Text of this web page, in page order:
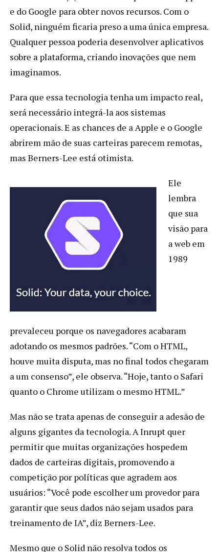
e do Google para obter novos recursos. Com o
Solid, ninguém ficaria preso a uma única empresa.
Qualquer pessoa poderia desenvolver aplicativos
sobre a plataforma, criando inovações que nem
imaginamos.
Para que essa tecnologia tenha um impacto real,
será necessário integrá-la aos sistemas
operacionais. E as chances de a Apple e o Google
abrirem mão de suas carteiras parecem remotas,
mas Berners-Lee está otimista.
Ele
lembra
que sua
visão para
a web em
1989
prevaleceu porque os navegadores acabaram
adotando os mesmos padrões. “Com o HTML,
houve muita disputa, mas no final todos chegaram
a um consenso”, ele observa. “Hoje, tanto o Safari
quanto o Chrome utilizam o mesmo HTML.”
Mas não se trata apenas de conseguir a adesão de
alguns gigantes da tecnologia. A Inrupt quer
permitir que muitas organizações hospedem
dados de carteiras digitais, promovendo a
competição por políticas que agradem aos
usuários: “Você pode escolher um provedor para
garantir que seus dados não sejam usados para
treinamento de IA”, diz Berners-Lee.
Mesmo que o Solid não resolva todos os